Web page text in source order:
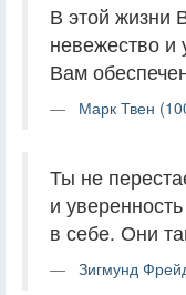
В этой жизни
невежество и
Вам
Марк Твен
Ты не
и
в себе. Они
Зигмунд